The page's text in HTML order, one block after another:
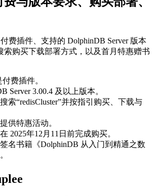
费插件、支持的 DolphinDB Server 版本
索购买下载部署方式，以及首月特惠赠书
付费插件。
Server 3.00.4 及以上版本。
索“redisCluster”并按指引购买、下载与
供特惠活动。
2025年12月11日前完成购买。
名书籍《DolphinDB 从入门到精通之数